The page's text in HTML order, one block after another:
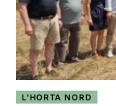
L'HORTA NORD